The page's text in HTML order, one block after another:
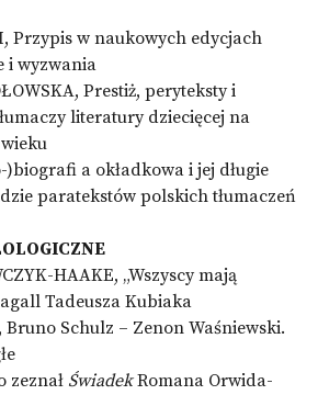
Przypis w naukowych edycjach
i wyzwania
Prestiż, peryteksty i
literatury dziecięcej na
)biografi a okładkowa i jej długie
paratekstów polskich tłumaczeń
HAAKE, „Wszyscy mają
Tadeusza Kubiaka
Bruno Schulz – Zenon Waśniewski.
zeznał ŚwiadekRomana Orwida-